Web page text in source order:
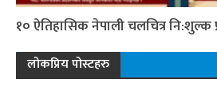
१० ऐतिहासिक नेपाली चलचित्र नि:शुल्क
लोकप्रिय पोस्टहरु